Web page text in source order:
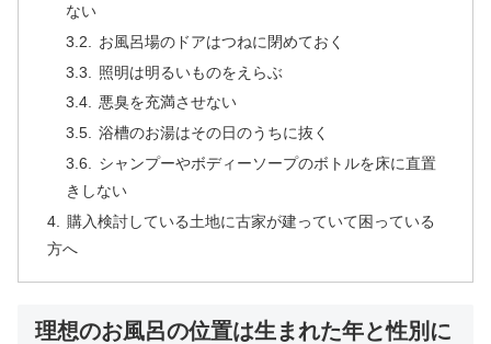
ない
お風呂場のドアはつねに閉めておく
照明は明るいものをえらぶ
悪臭を充満させない
浴槽のお湯はその日のうちに抜く
シャンプーやボディーソープのボトルを床に直置
きしない
購入検討している土地に古家が建っていて困っている
方へ
理想のお風呂の位置は生まれた年と性別に